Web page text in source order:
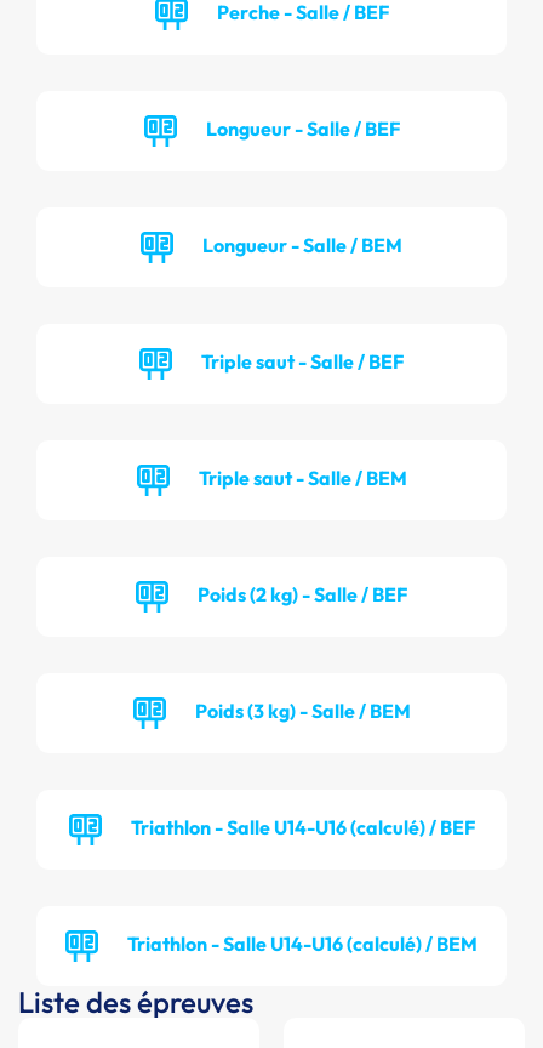
Perche - Salle / BEF
Longueur - Salle / BEF
Longueur - Salle / BEM
Triple saut - Salle / BEF
Triple saut - Salle / BEM
Poids (2 kg) - Salle / BEF
Poids (3 kg) - Salle / BEM
Triathlon - Salle U14-U16 (calculé) / BEF
Triathlon - Salle U14-U16 (calculé) / BEM
Liste des épreuves